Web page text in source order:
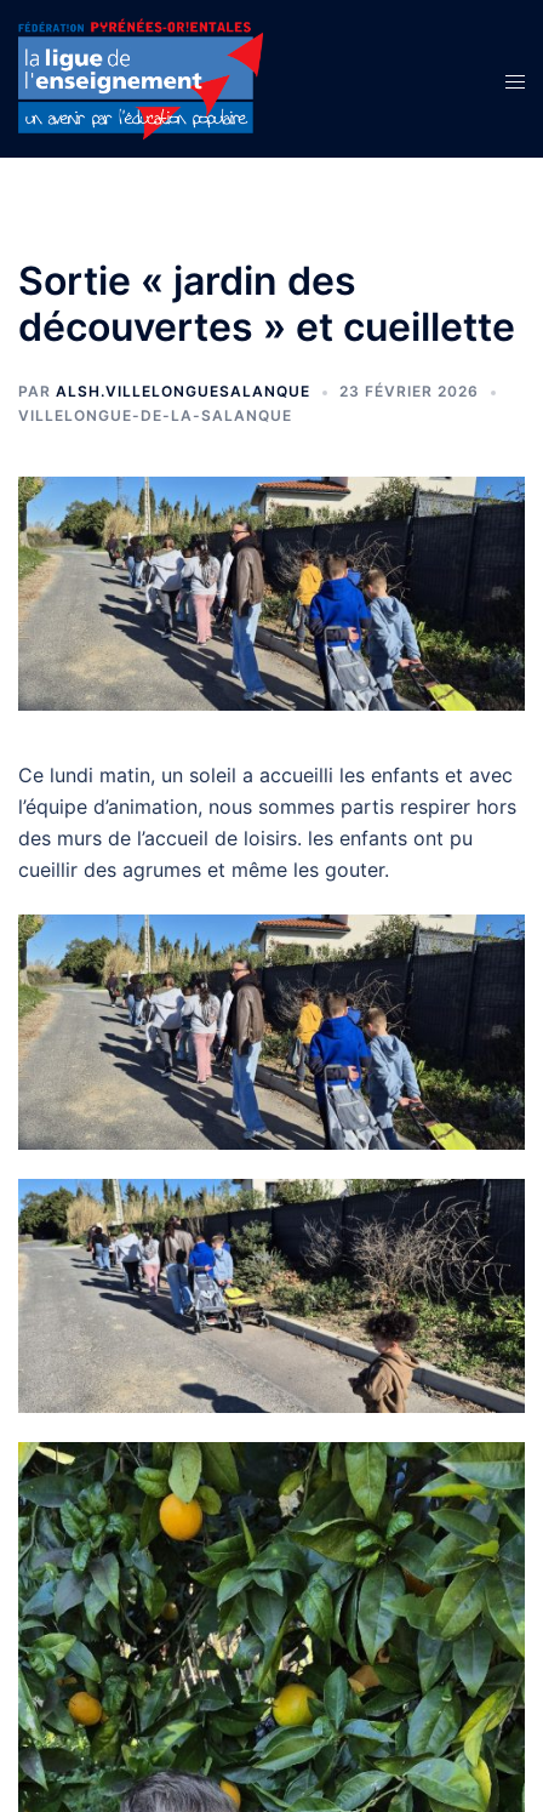
contenu
Sortie « jardin des
découvertes » et cueillette
PAR ALSH.VILLELONGUESALANQUE
23 FÉVRIER 2026
VILLELONGUE-DE-LA-SALANQUE
Ce lundi matin, un soleil a accueilli les enfants et avec
l’équipe d’animation, nous sommes partis respirer hors
des murs de l’accueil de loisirs. les enfants ont pu
cueillir des agrumes et même les gouter.